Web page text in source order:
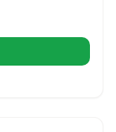
într-o filă nouă)